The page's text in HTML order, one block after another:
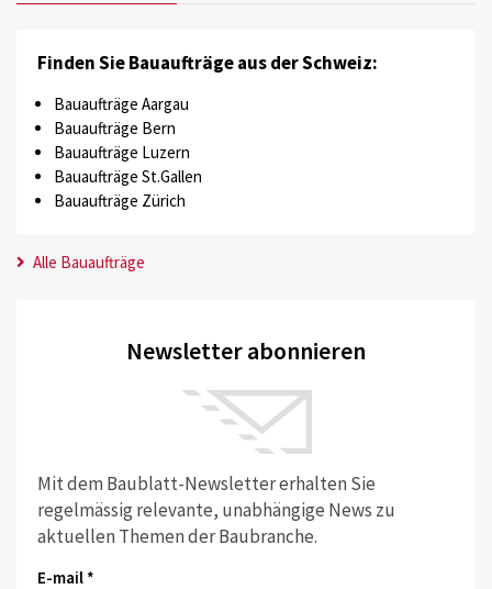
Finden Sie Bauaufträge aus der Schweiz:
Bauaufträge Aargau
Bauaufträge Bern
Bauaufträge Luzern
Bauaufträge St.Gallen
Bauaufträge Zürich
Alle Bauaufträge
Newsletter abonnieren
Mit dem Baublatt-Newsletter erhalten Sie
regelmässig relevante, unabhängige News zu
aktuellen Themen der Baubranche.
E-mail *